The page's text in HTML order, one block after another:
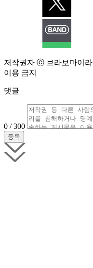
저작권자 ⓒ 브라보마이
이용 금지
댓글
0 / 300